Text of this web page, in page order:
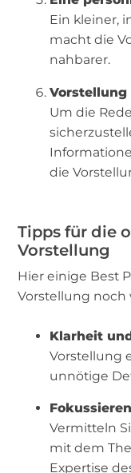
Ein kleiner,
macht die
nahbarer.
Vorstellung
Um die
die
Tipps für die
Vorstellung
Hier einige Best
Vorstellung noch
Klarheit
Vorstellung
unnötige
Vermitteln
mit dem
Expertise